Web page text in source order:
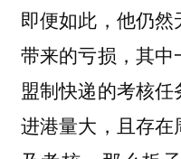
即便如此，他仍
带来的亏损，其
盟制快递的考核任
进港量大，且存